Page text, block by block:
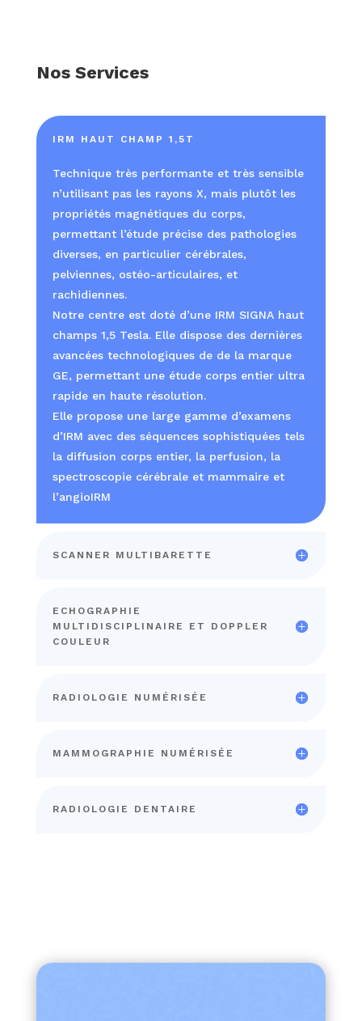
Nos Services
IRM HAUT CHAMP 1,5T
Technique très performante et très sensible
n’utilisant pas les rayons X, mais plutôt les
propriétés magnétiques du corps,
permettant l’étude précise des pathologies
diverses, en particulier cérébrales,
pelviennes, ostéo-articulaires, et
rachidiennes.
Notre centre est doté d’une IRM SIGNA haut
champs 1,5 Tesla. Elle dispose des dernières
avancées technologiques de de la marque
GE, permettant une étude corps entier ultra
rapide en haute résolution.
Elle propose une large gamme d’examens
d’IRM avec des séquences sophistiquées tels
la diffusion corps entier, la perfusion, la
spectroscopie cérébrale et mammaire et
l’angioIRM
SCANNER MULTIBARETTE
ECHOGRAPHIE
MULTIDISCIPLINAIRE ET DOPPLER
COULEUR
RADIOLOGIE NUMÉRISÉE
MAMMOGRAPHIE NUMÉRISÉE
RADIOLOGIE DENTAIRE